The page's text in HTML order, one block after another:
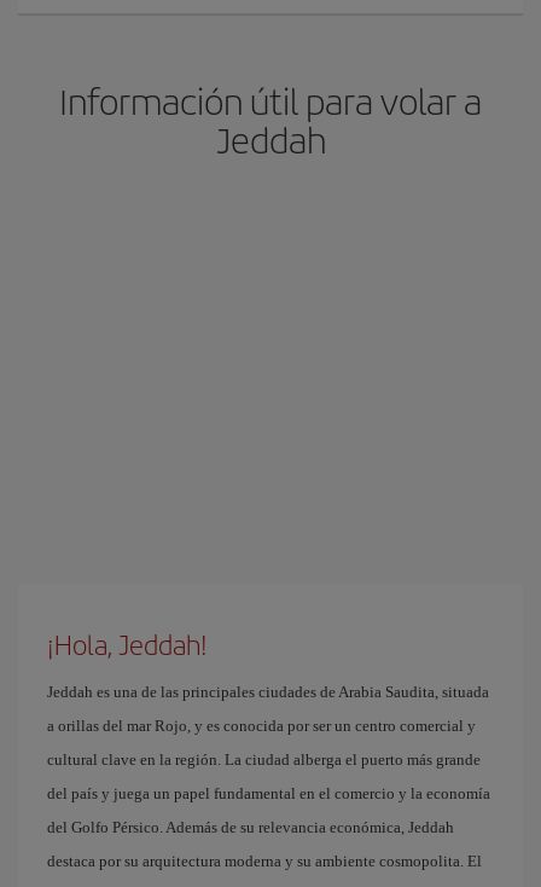
Información útil para volar a
Jeddah
¡Hola, Jeddah!
Jeddah es una de las principales ciudades de Arabia Saudita, situada
a orillas del mar Rojo, y es conocida por ser un centro comercial y
cultural clave en la región. La ciudad alberga el puerto más grande
del país y juega un papel fundamental en el comercio y la economía
del Golfo Pérsico. Además de su relevancia económica, Jeddah
destaca por su arquitectura moderna y su ambiente cosmopolita. El